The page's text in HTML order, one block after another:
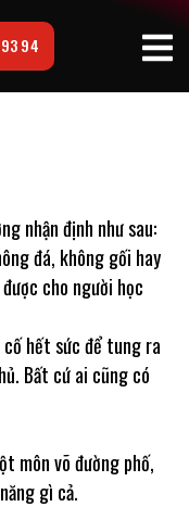
94
nhận định như sau:
đá, không gối hay
cho người học
hết sức để tung ra
Bất cứ ai cũng có
môn võ đường phố,
gì cả.